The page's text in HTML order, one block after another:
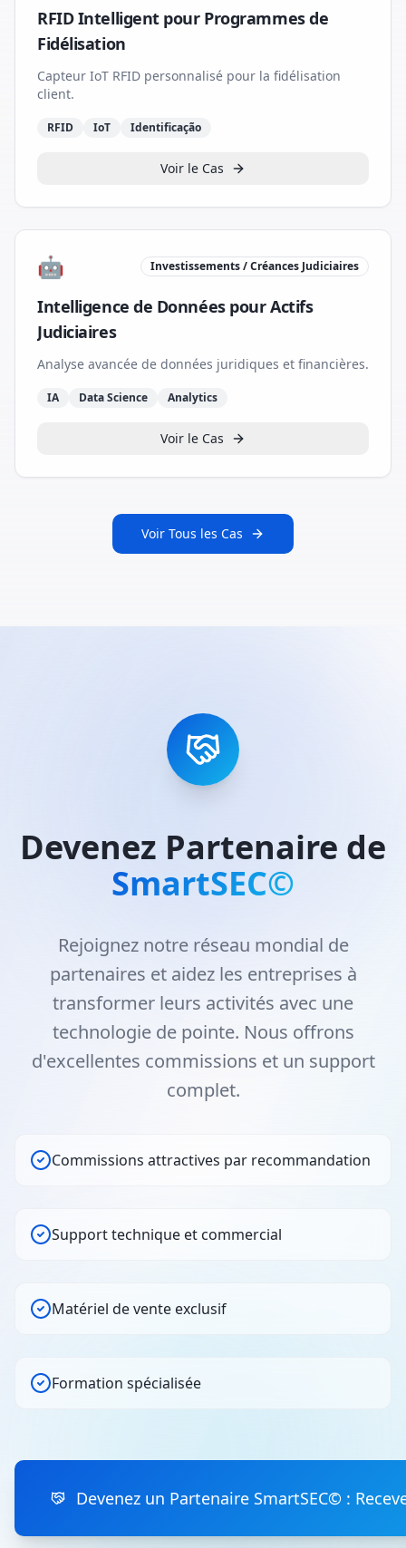
RFID Intelligent pour Programmes de
Fidélisation
Capteur IoT RFID personnalisé pour la fidélisation
client.
RFID IoT Identificação
Voir le Cas
🤖 Investissements / Créances Judiciaires
Intelligence de Données pour Actifs
Judiciaires
Analyse avancée de données juridiques et financières.
IA Data Science Analytics
Voir le Cas
Voir Tous les Cas
Devenez Partenaire de
SmartSEC©
Rejoignez notre réseau mondial de
partenaires et aidez les entreprises à
transformer leurs activités avec une
technologie de pointe. Nous offrons
d'excellentes commissions et un support
complet.
Commissions attractives par recommandation
Support technique et commercial
Matériel de vente exclusif
Formation spécialisée
Devenez un Partenaire SmartSEC© :